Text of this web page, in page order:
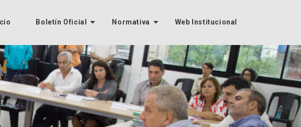
Boletín Oficial Normativa Web Institucional